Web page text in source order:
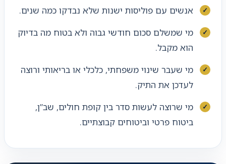
אנשים עם פוליסות ישנות שלא נבדקו כמה שנים.
מי שמשלם סכום חודשי גבוה ולא בטוח מה בדיוק
הוא מקבל.
מי שעבר שינוי משפחתי, כלכלי או בריאותי ורוצה
לעדכן את התיק.
מי שרוצה לעשות סדר בין קופת חולים, שב”ן,
ביטוח פרטי וביטוחים קבוצתיים.